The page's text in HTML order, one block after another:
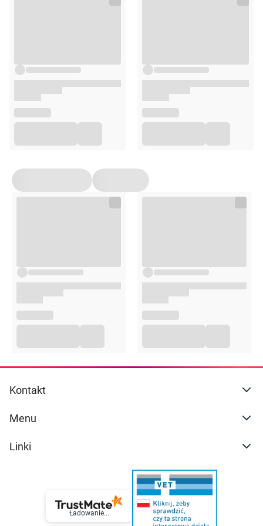
Parfum / Fragrance, Sodium Benzoate, Glycerin,
(Rice) Extract, Gluconolactone, Helianthus Annuus
(Sunflower) Sprout Extract, Calcium Gluconate, 1809a.
Sposób użycia
Nałożyć na włosy po umyciu szamponem, pozostawić na
200 ml
Kontakt
Menu
Linki
Ładowanie...